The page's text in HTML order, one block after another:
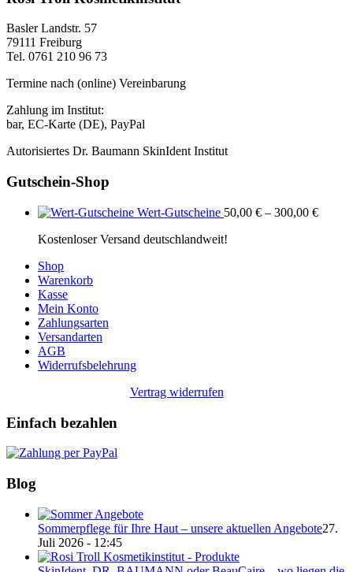
Basler Landstr. 57
79111 Freiburg
Tel. 0761 210 96 73
Termine nach (online) Vereinbarung
Zahlung im Institut:
bar, EC-Karte (DE), PayPal
Autorisiertes Dr. Baumann SkinIdent Institut
Gutschein-Shop
Wert-Gutscheine 50,00 € – 300,00 €
Kostenloser Versand deutschlandweit!
Shop
Warenkorb
Kasse
Mein Konto
Zahlungsarten
Versandarten
AGB
Widerrufsbelehrung
Vertrag widerrufen
Einfach bezahlen
Blog
Sommerpflege für Ihre Haut – unsere aktuellen Angebote27.
Juli 2026 - 12:45